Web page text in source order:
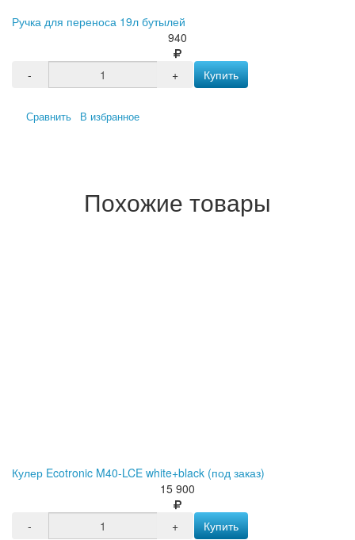
Ручка для переноса 19л бутылей
940
- + Купить
Сравнить В избранное
Похожие товары
Кулер Ecotronic M40-LCE white+black (под заказ)
15 900
- + Купить